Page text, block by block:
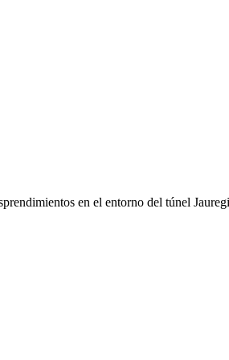
en el entorno del túnel